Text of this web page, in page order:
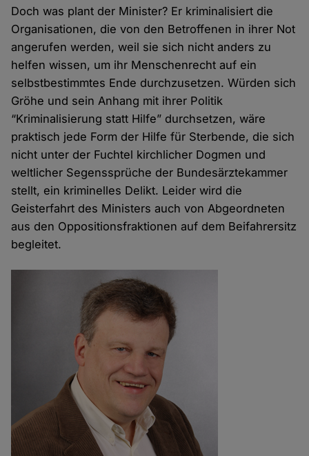
Doch was plant der Minister? Er kriminalisiert die
Organisationen, die von den Betroffenen in ihrer Not
angerufen werden, weil sie sich nicht anders zu
helfen wissen, um ihr Menschenrecht auf ein
selbstbestimmtes Ende durchzusetzen. Würden sich
Gröhe und sein Anhang mit ihrer Politik
“Kriminalisierung statt Hilfe” durchsetzen, wäre
praktisch jede Form der Hilfe für Sterbende, die sich
nicht unter der Fuchtel kirchlicher Dogmen und
weltlicher Segenssprüche der Bundesärztekammer
stellt, ein kriminelles Delikt. Leider wird die
Geisterfahrt des Ministers auch von Abgeordneten
aus den Oppositionsfraktionen auf dem Beifahrersitz
begleitet.